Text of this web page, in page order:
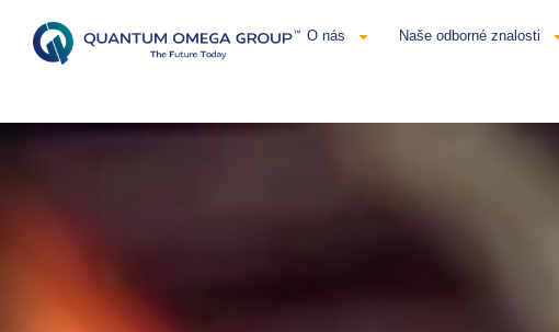
O nás Naše odborné znalosti